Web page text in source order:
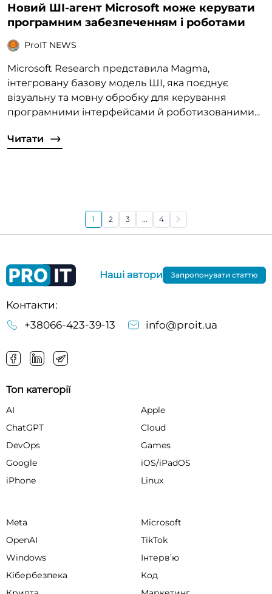
Новий ШІ-агент Microsoft може керувати
програмним забезпеченням і роботами
ProIT NEWS
Microsoft Research представила Magma,
інтегровану базову модель ШІ, яка поєднує
візуальну та мовну обробку для керування
програмними інтерфейсами й роботизованими...
Читати
1 2 3 ... 4
Контакти:
+38066-423-39-13
info@proit.ua
Наші автори Запропонувати статтю
Топ категорії
AI
Apple
ChatGPT
Cloud
DevOps
Games
Google
iOS/iPadOS
iPhone
Linux
Meta
Microsoft
OpenAI
TikTok
Windows
Інтервʼю
Кібербезпека
Код